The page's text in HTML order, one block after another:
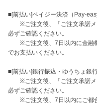
■[前払い]ペイジー決済（Pay-
※ご注文後、「ご注文承諾メ
必ずご確認ください。
※ご注文後、7日以内に金融機
でお支払いください。
■[前払い]銀行振込・ゆうちょ銀
※ご注文後、「ご注文承諾メ
必ずご確認ください。
※ご注文後、7日以内にご都合